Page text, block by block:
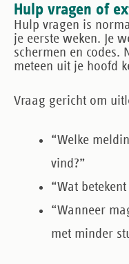
Hulp vragen of
Hulp vragen is
je eerste weken. Je
schermen en codes.
meteen uit je hoofd
Vraag gericht om
“Welke
vind?”
“Wat
“Wanneer
met minder